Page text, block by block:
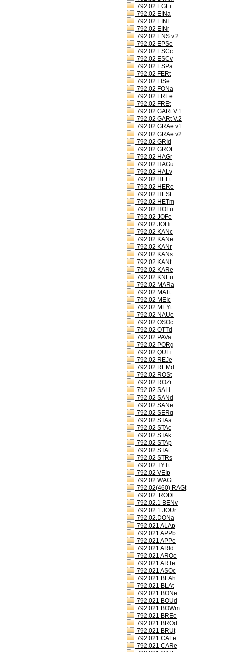
792.02 EGEi
792.02 EINa
792.02 EINf
792.02 EINr
792.02 ENS v.2
792.02 EPSe
792.02 ESCc
792.02 ESCv
792.02 ESPa
792.02 FERt
792.02 FISe
792.02 FONa
792.02 FREe
792.02 FREt
792.02 GARt V.1
792.02 GARt V.2
792.02 GRAe v1
792.02 GRAe v2
792.02 GRId
792.02 GROt
792.02 HAGr
792.02 HAGu
792.02 HALv
792.02 HEFt
792.02 HERe
792.02 HESt
792.02 HETm
792.02 HOLu
792.02 JOFe
792.02 JOHi
792.02 KANc
792.02 KANe
792.02 KANr
792.02 KANs
792.02 KANt
792.02 KARe
792.02 KNEu
792.02 MARa
792.02 MATt
792.02 MEIc
792.02 MEYt
792.02 NAUe
792.02 OSOc
792.02 OTTd
792.02 PAVa
792.02 PORg
792.02 QUEi
792.02 REJe
792.02 REMd
792.02 ROSt
792.02 ROZr
792.02 SALi
792.02 SANd
792.02 SANe
792.02 SERq
792.02 STAa
792.02 STAc
792.02 STAk
792.02 STAp
792.02 STAt
792.02 STRs
792.02 TYTt
792.02 VEIp
792.02 WAGt
792.02(460) RAGt
792.02. RODl
792.02.1 BENv
792.02.1 JOUr
792.02.DONa
792.021 ALAp
792.021 APPb
792.021 APPe
792.021 ARId
792.021 AROe
792.021 ARTe
792.021 ASOc
792.021 BLAh
792.021 BLAt
792.021 BONe
792.021 BOUd
792.021 BOWm
792.021 BREe
792.021 BROd
792.021 BRUt
792.021 CALe
792.021 CARe